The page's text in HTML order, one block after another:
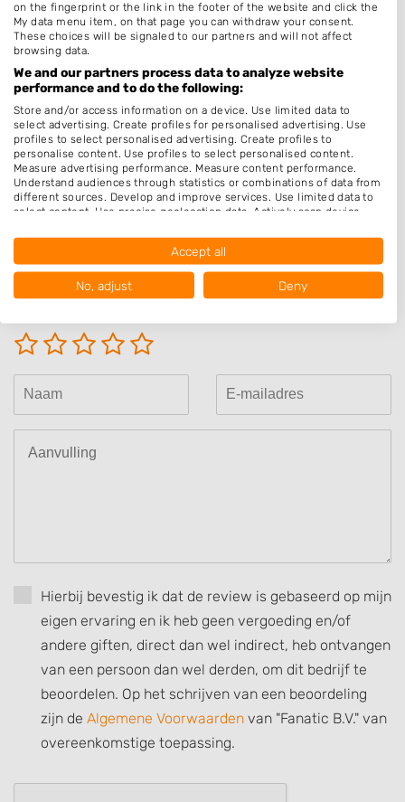
Bruidskapsel
Make-up & Visagie
Schoonheidssalon
Pruiken
Permanenten
Openingstijden
Op afspraak
Beoordeel Zoz barber
Hierbij bevestig ik dat de review is gebaseerd op mijn
eigen ervaring en ik heb geen vergoeding en/of
andere giften, direct dan wel indirect, heb ontvangen
van een persoon dan wel derden, om dit bedrijf te
beoordelen. Op het schrijven van een beoordeling
zijn de Algemene Voorwaarden van "Fanatic B.V." van
overeenkomstige toepassing.
on the fingerprint or the link in the footer of the website and click the
My data menu item, on that page you can withdraw your consent.
These choices will be signaled to our partners and will not affect
browsing data.
We and our partners process data to analyze website
performance and to do the following:
Store and/or access information on a device. Use limited data to
select advertising. Create profiles for personalised advertising. Use
profiles to select personalised advertising. Create profiles to
personalise content. Use profiles to select personalised content.
Measure advertising performance. Measure content performance.
Understand audiences through statistics or combinations of data from
different sources. Develop and improve services. Use limited data to
select content. Use precise geolocation data. Actively scan device
Data may be shared outside of the European Union and send to the
Your consent and the cookie policy applies solely to this website/app.
View Partner List (1016 IAB Vendors)
We use your data for the following purposes:
IAB processing purposes:
Store and/or access information on a device
Create profiles for personalised advertising
Measure advertising performance
Measure content performance
or combinations of data from different
sources
Develop and improve services
Use limited data to select content
Accept all
No, adjust Deny